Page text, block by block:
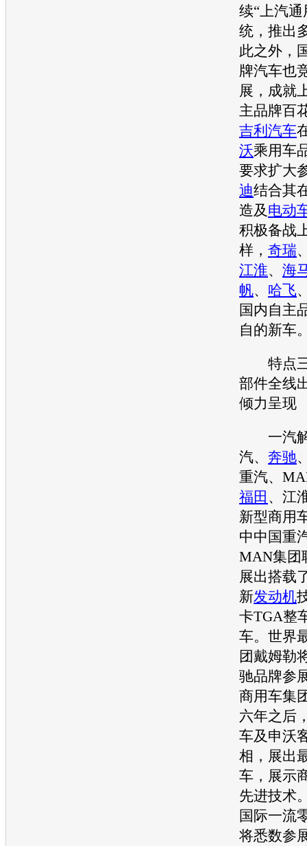
续“上汽通
统，推出
此之外，
牌汽车也
展 ，成就
主品牌百
吉利汽车
沃乘用车
要求扩大
迪结合其
造及 电动
积极备战
样， 奇瑞
江淮、 海
帆、 哈飞
国内自主
自的新车
特点三
部件全线
倾力呈现
一汽
汽、 奔驰
重汽、
福田 、 江
新型商用
中中国重
MAN集团
展出搭载
新发动机
卡TGA整
车。世界
团戴姆勒
驰品牌参
商用车集
六年之后
车及申沃
相，展出
车，展示
先进技术
国际一流
将悉数参